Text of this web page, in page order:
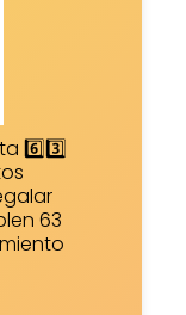
6️⃣3️⃣
63